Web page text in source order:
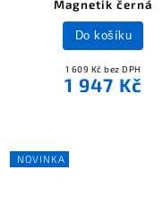
Magnetik černá
1 609 Kč bez DPH
1 947 Kč
Do košíku
NOVINKA